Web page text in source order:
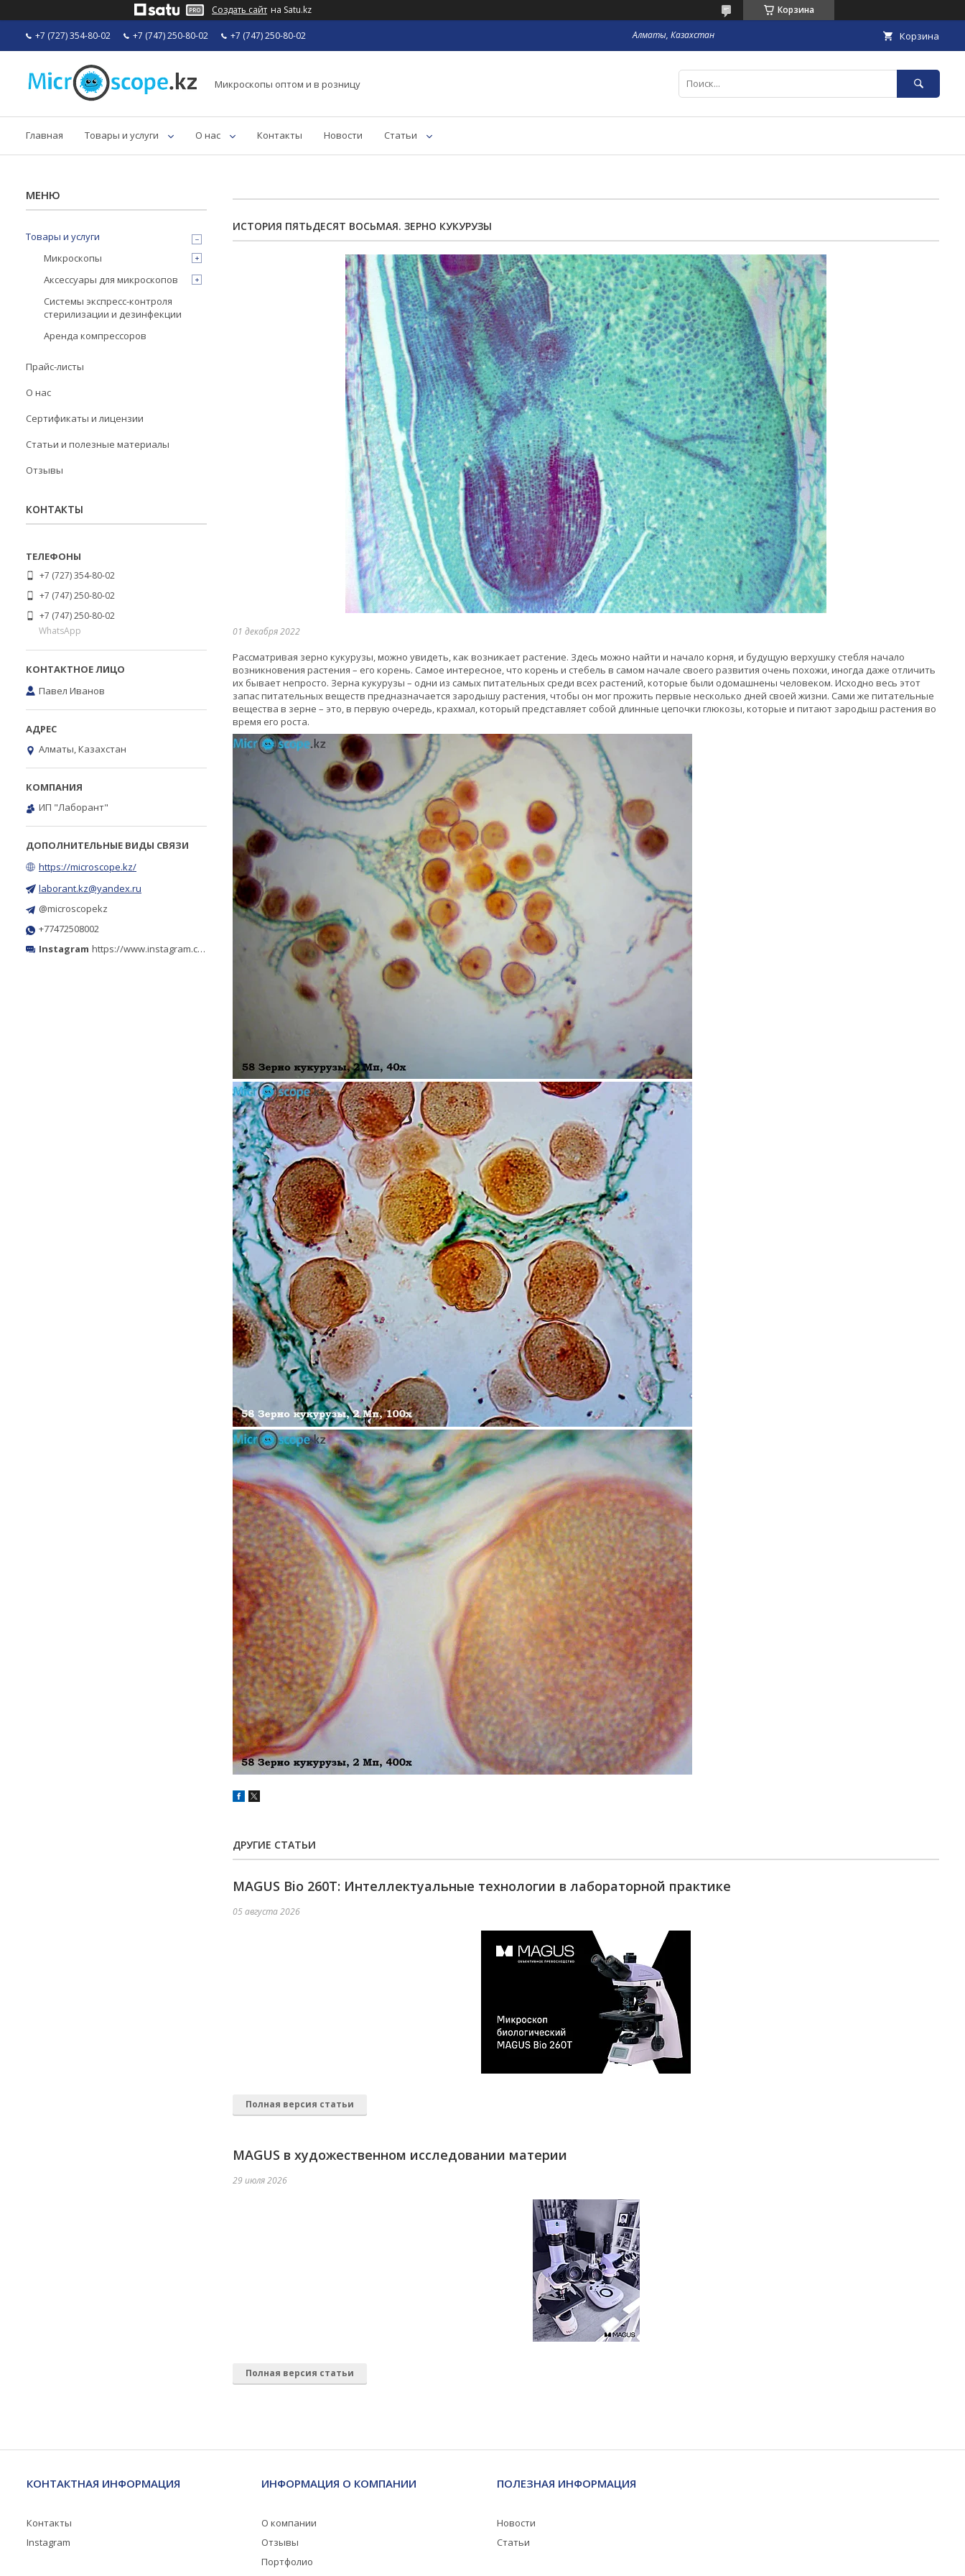
Создать сайт на Satu.kz Корзина
+7 (727) 354-80-02 +7 (747) 250-80-02 +7 (747) 250-80-02 Алматы, Казахстан Корзина
Микроскопы оптом и в розницу
Главная Товары и услуги О нас Контакты Новости Статьи
ИСТОРИЯ ПЯТЬДЕСЯТ ВОСЬМАЯ. ЗЕРНО КУКУРУЗЫ
01 декабря 2022
Рассматривая зерно кукурузы, можно увидеть, как возникает растение. Здесь можно найти и начало корня, и будущую верхушку стебля начало
возникновения растения – его корень. Самое интересное, что корень и стебель в самом начале своего развития очень похожи, иногда даже отличить
их бывает непросто. Зерна кукурузы – одни из самых питательных среди всех растений, которые были одомашнены человеком. Исходно весь этот
запас питательных веществ предназначается зародышу растения, чтобы он мог прожить первые несколько дней своей жизни. Сами же питательные
вещества в зерне – это, в первую очередь, крахмал, который представляет собой длинные цепочки глюкозы, которые и питают зародыш растения во
время его роста.
ДРУГИЕ СТАТЬИ
MAGUS Bio 260T: Интеллектуальные технологии в лабораторной практике
05 августа 2026
Полная версия статьи
MAGUS в художественном исследовании материи
29 июля 2026
Полная версия статьи
Товары и услуги
Микроскопы
Аксессуары для микроскопов
Системы экспресс-контроля
стерилизации и дезинфекции
Аренда компрессоров
Прайс-листы
О нас
Сертификаты и лицензии
Статьи и полезные материалы
Отзывы
КОНТАКТЫ
+7 (727) 354-80-02
+7 (747) 250-80-02
+7 (747) 250-80-02
WhatsApp
Павел Иванов
Алматы, Казахстан
ИП "Лаборант"
https://microscope.kz/
laborant.kz@yandex.ru
@microscopekz
+77472508002
Instagram https://www.instagram.com/microscope.kz/
КОНТАКТНАЯ ИНФОРМАЦИЯ
Контакты
Instagram
ИНФОРМАЦИЯ О КОМПАНИИ
О компании
Отзывы
Портфолио
ПОЛЕЗНАЯ ИНФОРМАЦИЯ
Новости
Статьи